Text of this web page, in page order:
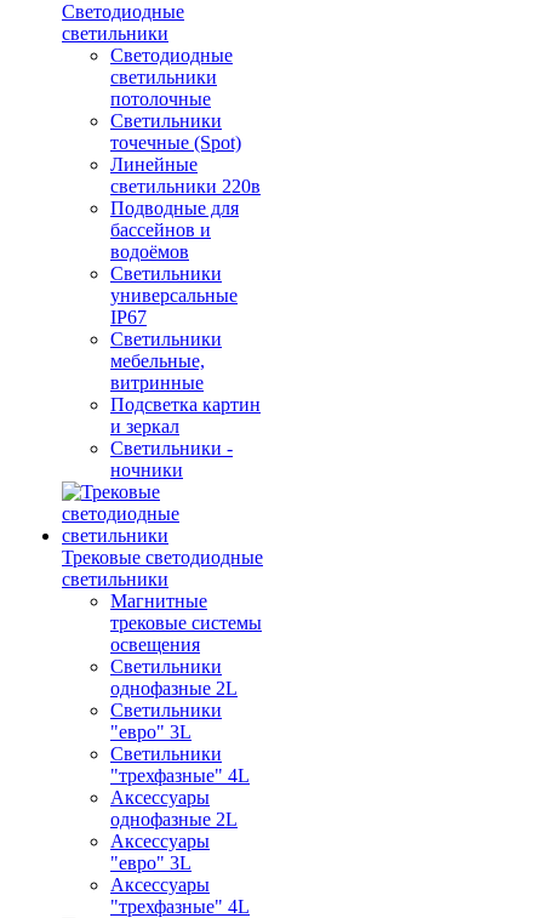
Светодиодные
светильники
Светодиодные
светильники
потолочные
Светильники
точечные (Spot)
Линейные
светильники 220в
Подводные для
бассейнов и
водоёмов
Светильники
универсальные
IP67
Светильники
мебельные,
витринные
Подсветка картин
и зеркал
Светильники -
ночники
Трековые светодиодные
светильники
Магнитные
трековые системы
освещения
Светильники
однофазные 2L
Светильники
"евро" 3L
Светильники
"трехфазные" 4L
Аксессуары
однофазные 2L
Аксессуары
"евро" 3L
Аксессуары
"трехфазные" 4L